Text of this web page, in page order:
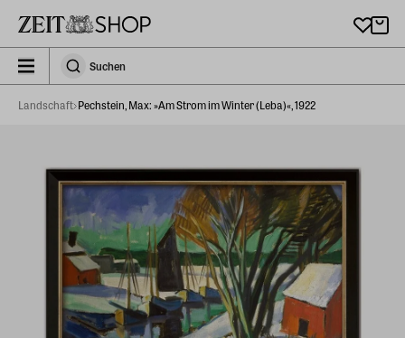
zeit_storefront.components.search.collapsed
SuchenSuchen
Landschaft Pechstein, Max: »Am Strom im Winter (Leba)«, 1922